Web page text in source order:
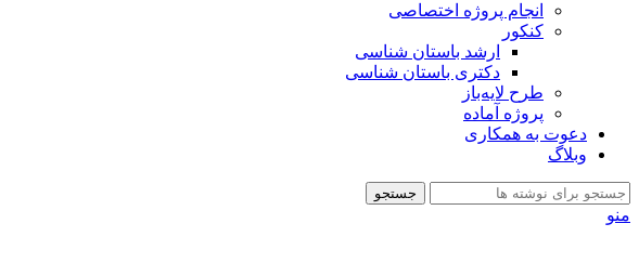
انجام پروژه اختصاصی
کنکور
ارشد باستان شناسی
دکتری باستان شناسی
طرح لایه‌باز
پروژه آماده
دعوت به همکاری
وبلاگ
جستجو
منو